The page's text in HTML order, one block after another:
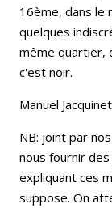
16ème, dans le
quelques
même quartier,
c'est noir.
Manuel
NB: joint par
nous fournir
expliquant ces
suppose. On